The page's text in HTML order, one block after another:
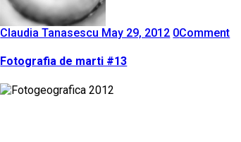
Claudia Tanasescu May 29, 2012 0Comment
Fotografia de marti #13